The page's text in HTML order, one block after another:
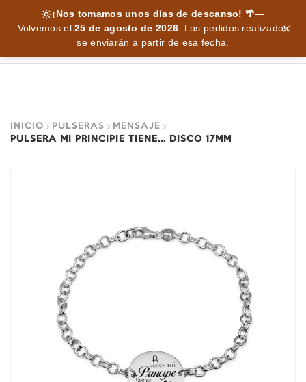
¡Nos tomamos unos días de descanso! 🌴—
Volvemos el25 de agosto de 2026. Los pedidos realizados
se enviarán a partir de esa fecha.
INICIO PULSERAS
MENSAJE
PULSERA MI PRINCIPIE TIENE... DISCO 17MM